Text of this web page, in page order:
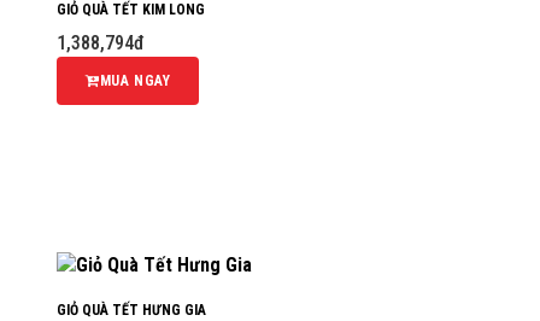
GIỎ QUÀ TẾT KIM LONG
1,388,794đ
MUA NGAY
GIỎ QUÀ TẾT HƯNG GIA